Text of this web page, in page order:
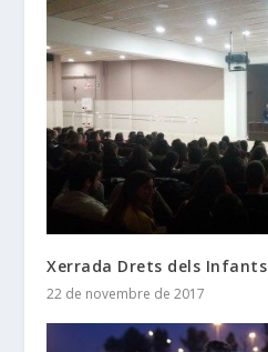
Xerrada Drets dels Infants
22 de novembre de 2017